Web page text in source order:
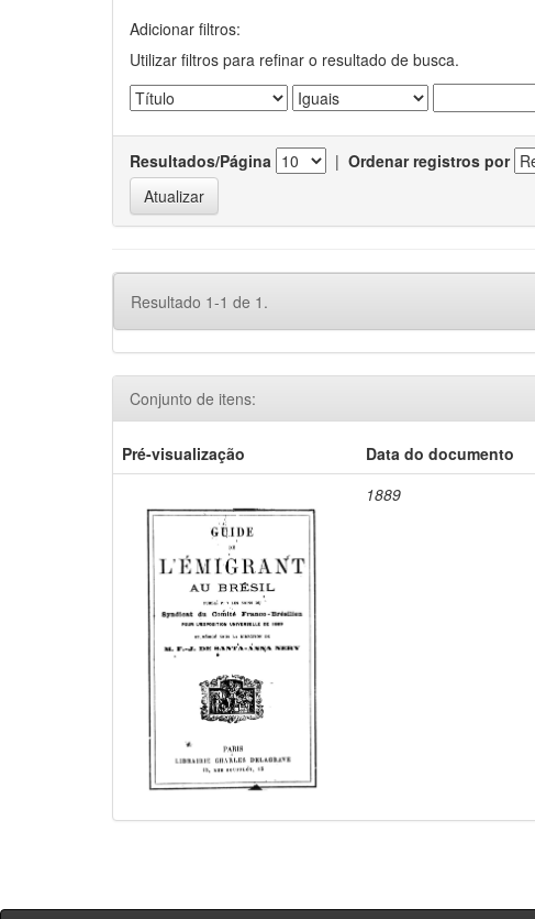
Adicionar filtros:
Utilizar filtros para refinar o resultado de busca.
Resultados/Página | Ordenar registros por
Resultado 1-1 de 1.
Conjunto de itens:
Pré-visualização Data do documento
1889